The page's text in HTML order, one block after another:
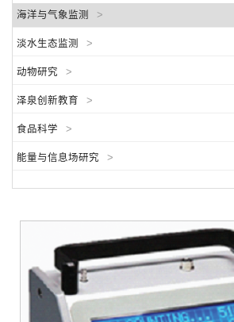
海洋与气象监测 >
淡水生态监测 >
动物研究 >
泽泉创新教育 >
食品科学 >
能量与信息场研究 >